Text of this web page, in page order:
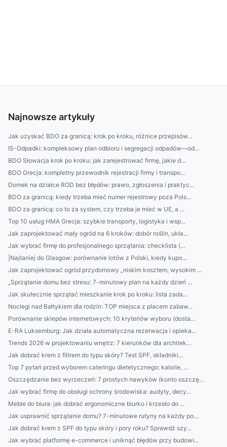
Najnowsze artykuły
Jak uzyskać BDO za granicą: krok po kroku, różnice przepisów...
IS-Odpadki: kompleksowy plan odbioru i segregacji odpadów—od...
BDO Słowacja krok po kroku: jak zarejestrować firmę, jakie d...
BDO Grecja: kompletny przewodnik rejestracji firmy i transpo...
Domek na działce ROD bez błędów: prawo, zgłoszenia i praktyc...
BDO za granicą: kiedy trzeba mieć numer rejestrowy poza Pols...
BDO za granicą: co to za system, czy trzeba je mieć w UE, a ...
Top 10 usług HMA Grecja: szybkie transporty, logistyka i wsp...
Jak zaprojektować mały ogród na 6 kroków: dobór roślin, ukła...
Jak wybrać firmę do profesjonalnego sprzątania: checklista (...
|Najtaniej do Glasgow: porównanie lotów z Polski, kiedy kupo...
Jak zaprojektować ogród przydomowy „niskim kosztem, wysokim ...
„Sprzątanie domu bez stresu: 7-minutowy plan na każdy dzień ...
Jak skutecznie sprzątać mieszkanie krok po kroku: lista zada...
Noclegi nad Bałtykiem dla rodzin: TOP miejsca z placem zabaw...
Porównanie sklepów internetowych: 10 kryteriów wyboru (dosta...
E-RA Luksemburg: Jak działa automatyczna rezerwacja i opieka...
Trends 2026 w projektowaniu wnętrz: 7 kierunków dla architek...
Jak dobrać krem z filtrem do typu skóry? Test SPF, składniki...
Top 7 pytań przed wyborem cateringu dietetycznego: kalorie, ...
Oszczędzanie bez wyrzeczeń: 7 prostych nawyków (konto oszczę...
Jak wybrać firmę do obsługi ochrony środowiska: audyty, decy...
Meble do biura: jak dobrać ergonomiczne biurko i krzesło do ...
Jak usprawnić sprzątanie domu? 7-minutowe rutyny na każdy po...
Jak dobrać krem z SPF do typu skóry i pory roku? Sprawdź szy...
Jak wybrać platformę e-commerce i uniknąć błędów przy budowi...